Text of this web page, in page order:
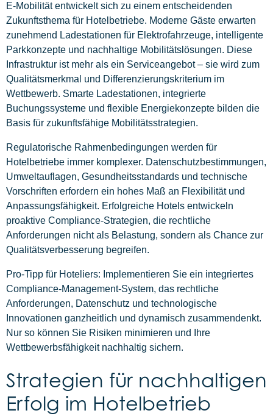
E-Mobilität entwickelt sich zu einem entscheidenden
Zukunftsthema für Hotelbetriebe. Moderne Gäste erwarten
zunehmend Ladestationen für Elektrofahrzeuge, intelligente
Parkkonzepte und nachhaltige Mobilitätslösungen. Diese
Infrastruktur ist mehr als ein Serviceangebot – sie wird zum
Qualitätsmerkmal und Differenzierungskriterium im
Wettbewerb. Smarte Ladestationen, integrierte
Buchungssysteme und flexible Energiekonzepte bilden die
Basis für zukunftsfähige Mobilitätsstrategien.
Regulatorische Rahmenbedingungen werden für
Hotelbetriebe immer komplexer. Datenschutzbestimmungen,
Umweltauflagen, Gesundheitsstandards und technische
Vorschriften erfordern ein hohes Maß an Flexibilität und
Anpassungsfähigkeit. Erfolgreiche Hotels entwickeln
proaktive Compliance-Strategien, die rechtliche
Anforderungen nicht als Belastung, sondern als Chance zur
Qualitätsverbesserung begreifen.
Pro-Tipp für Hoteliers: Implementieren Sie ein integriertes
Compliance-Management-System, das rechtliche
Anforderungen, Datenschutz und technologische
Innovationen ganzheitlich und dynamisch zusammendenkt.
Nur so können Sie Risiken minimieren und Ihre
Wettbewerbsfähigkeit nachhaltig sichern.
Strategien für nachhaltigen
Erfolg im Hotelbetrieb